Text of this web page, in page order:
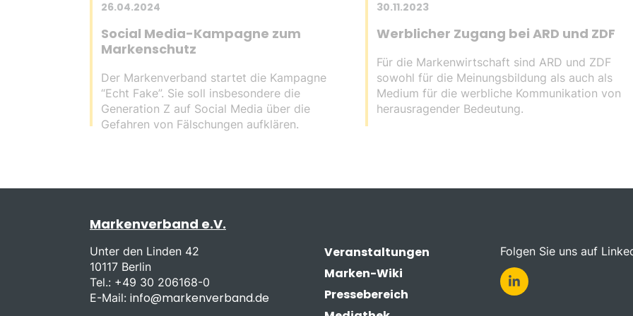
26.04.2024
Social Media-Kampagne zum
Markenschutz
Der Markenverband startet die Kampagne
“Echt Fake”. Sie soll insbesondere die
Generation Z auf Social Media über die
Gefahren von Fälschungen aufklären.
30.11.2023
Werblicher Zugang bei ARD und ZDF
Für die Markenwirtschaft sind ARD und ZDF
sowohl für die Meinungsbildung als auch als
Medium für die werbliche Kommunikation von
herausragender Bedeutung.
Markenverband e.V.
Unter den Linden 42
10117 Berlin
Tel.: +49 30 206168-0
E-Mail: info@markenverband.de
Veranstaltungen
Marken-Wiki
Pressebereich
Folgen Sie uns auf